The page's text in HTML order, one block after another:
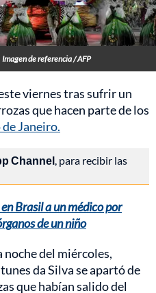
Imagen de referencia / AFP
viernes tras sufrir un
que hacen parte de los
de Janeiro.
Channel, para recibir las
Brasil a un médico por
de un niño
noche del miércoles,
da Silva se apartó de
que habían salido del